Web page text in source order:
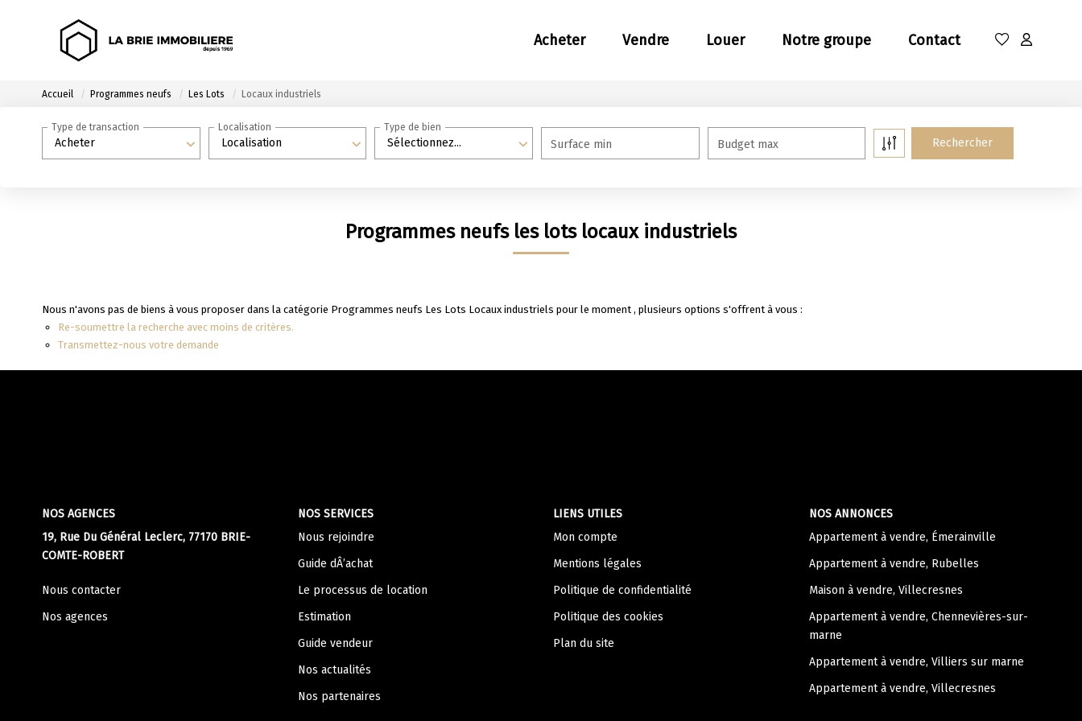
Acheter Vendre Louer Notre groupe Contact
Accueil Programmes neufs Les Lots Locaux industriels
Acheter
Type de transaction
Localisation
Localisation
Sélectionnez...
Type de bien
Surface min Budget max
Programmes neufs les lots locaux industriels
Nous n'avons pas de biens à vous proposer dans la catégorie Programmes neufs Les Lots Locaux industriels pour le moment , plusieurs options s'offrent à vous :
Re-soumettre la recherche avec moins de critères.
Transmettez-nous votre demande
NOS AGENCES
19, Rue Du Général Leclerc, 77170 BRIE-
COMTE-ROBERT
Nous contacter
Nos agences
NOS SERVICES
Nous rejoindre
Guide dÂ’achat
Le processus de location
Estimation
Guide vendeur
Nos actualités
Nos partenaires
LIENS UTILES
Mon compte
Mentions légales
Politique de confidentialité
Politique des cookies
Plan du site
NOS ANNONCES
Appartement à vendre, Émerainville
Appartement à vendre, Rubelles
Maison à vendre, Villecresnes
Appartement à vendre, Chennevières-sur-
marne
Appartement à vendre, Villiers sur marne
Appartement à vendre, Villecresnes